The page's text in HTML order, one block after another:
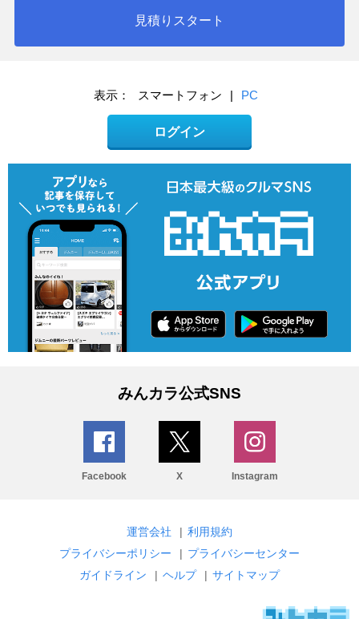
見積りスタート
表示： スマートフォン | PC
ログイン
みんカラ公式SNS
Facebook X Instagram
運営会社 | 利用規約
プライバシーポリシー
| プライバシーセンター
ガイドライン
| ヘルプ | サイトマップ